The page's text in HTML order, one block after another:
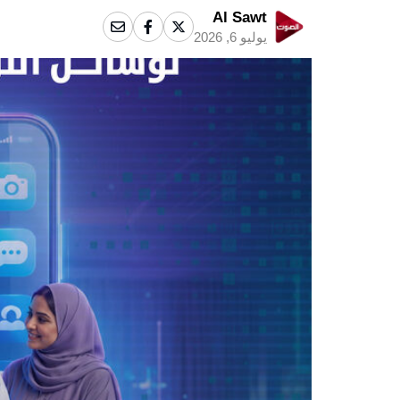
Al Sawt
يوليو 6, 2026